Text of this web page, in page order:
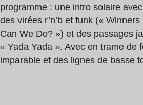
programme : une intro solaire
des virées r’n’b et funk («
Can We Do? ») et des passages
« Yada Yada ». Avec en trame de
imparable et des lignes de basse